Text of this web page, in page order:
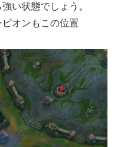
い状態でしょう。
オンもこの位置